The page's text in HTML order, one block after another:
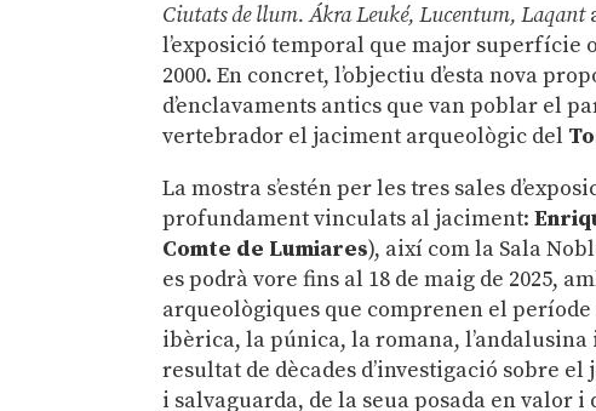
Ciutats de llum. Ákra Leuké, Lucentum, Laqant
l’exposició temporal que major superfície
2000. En concret, l’objectiu d’esta nova
d’enclavaments antics que van poblar el
vertebrador el jaciment arqueològic del
La mostra s’estén per les tres sales
profundament vinculats al jaciment:
Comte de Lumiares), així com la Sala
es podrà vore fins al 18 de maig de 2025,
arqueològiques que comprenen el període
ibèrica, la púnica, la romana, l’andalusina
resultat de dècades d’investigació sobre
i salvaguarda, de la seua posada en valor